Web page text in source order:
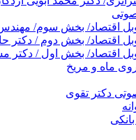
اقتصاد/ بخش سوم/ مهندس
اقتصاد/ بخش دوم / دکتر
اقتصاد/ بخش اول / دکتر
ماه و مریخ
دکتر تقوی